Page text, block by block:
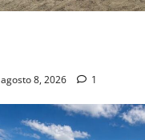
agosto 8, 2026 1